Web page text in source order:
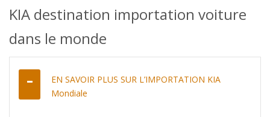
KIA destination importation voiture
dans le monde
EN SAVOIR PLUS SUR L’IMPORTATION KIA
Mondiale